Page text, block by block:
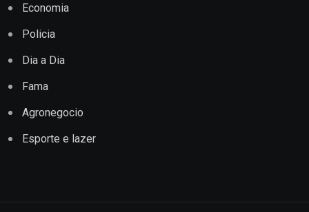
Economia
Policia
Dia a Dia
Fama
Agronegocio
Esporte e lazer